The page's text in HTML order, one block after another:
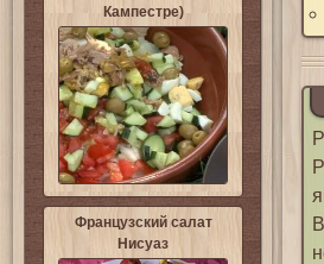
Кампестре)
Французский салат
Нисуаз